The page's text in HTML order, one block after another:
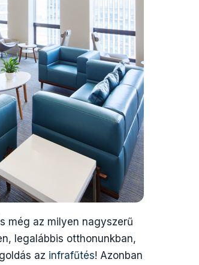
még az milyen nagyszerű
legalábbis otthonunkban,
az infrafűtés! Azonban